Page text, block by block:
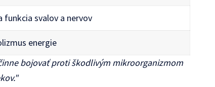
funkcia svalov a nervov
energie
bojovať proti škodlivým mikroorganizmom